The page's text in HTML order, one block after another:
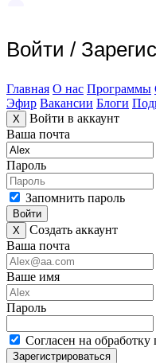
Войти /
Главная О нас Программы
Эфир Вакансии Блоги
X
Войти в аккаунт
Ваша почта
Пароль
Запомнить пароль
Войти
X
Создать аккаунт
Ваша почта
Ваше имя
Пароль
Согласен на
Зарегистрироваться